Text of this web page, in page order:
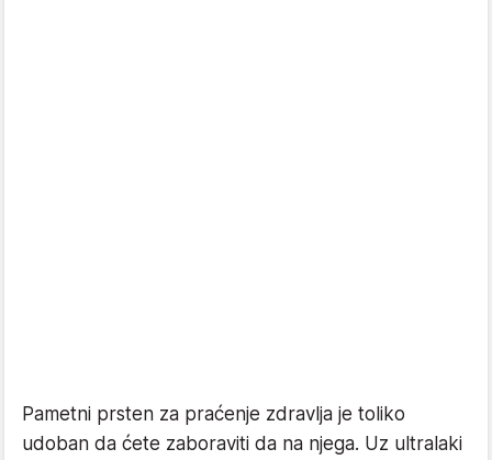
Pametni prsten za praćenje zdravlja je toliko
udoban da ćete zaboraviti da na njega. Uz ultralaki